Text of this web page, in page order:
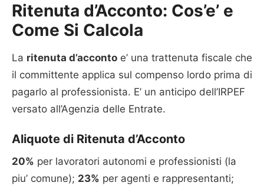
Ritenuta d’Acconto: Cos’e’ e
Come Si Calcola
La ritenuta d’acconto e’ una trattenuta fiscale che
il committente applica sul compenso lordo prima di
pagarlo al professionista. E’ un anticipo dell’IRPEF
versato all’Agenzia delle Entrate.
Aliquote di Ritenuta d’Acconto
20% per lavoratori autonomi e professionisti (la
piu’ comune); 23% per agenti e rappresentanti;